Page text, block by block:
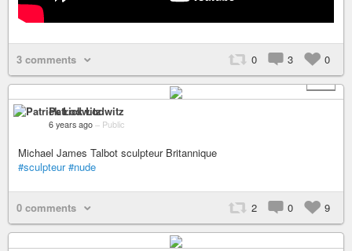
3 comments 0 3
0
+ 6
Patrick Lodwitz
6 years ago – Public
Michael James Talbot sculpteur Britannique
#sculpteur #nude
0 comments 2 0 9